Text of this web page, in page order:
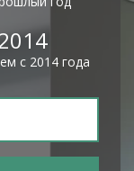
с 2014 года